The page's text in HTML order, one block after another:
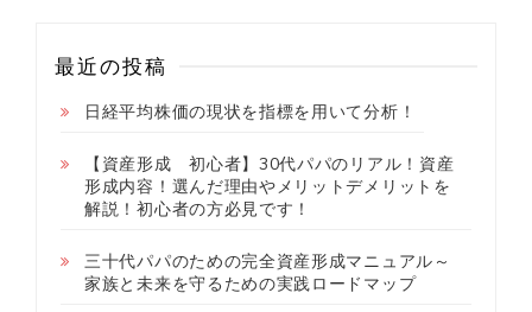
最近の投稿
日経平均株価の現状を指標を用いて分析！
【資産形成 初心者】30代パパのリアル！資産
形成内容！選んだ理由やメリットデメリットを
解説！初心者の方必見です！
三十代パパのための完全資産形成マニュアル～
家族と未来を守るための実践ロードマップ